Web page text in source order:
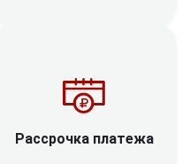
Рассрочка платежа